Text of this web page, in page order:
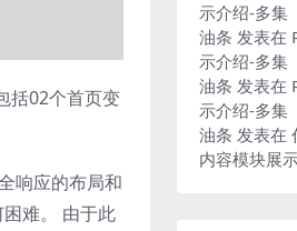
括02个首页变
响应的布局和
难。 由于此
示介绍-多集
油条 发表在
示介绍-多集
油条 发表在
示介绍-多集
油条 发表在
内容模块展